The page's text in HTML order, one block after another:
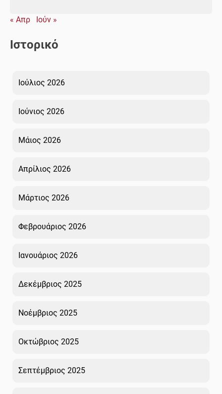
« Απρ Ιούν »
Ιστορικό
Ιούλιος 2026
Ιούνιος 2026
Μάιος 2026
Απρίλιος 2026
Μάρτιος 2026
Φεβρουάριος 2026
Ιανουάριος 2026
Δεκέμβριος 2025
Νοέμβριος 2025
Οκτώβριος 2025
Σεπτέμβριος 2025